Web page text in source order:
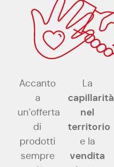
Accanto
a
un’offerta
di
prodotti
sempre
La
capillarità
nel
territorio
e la
vendita